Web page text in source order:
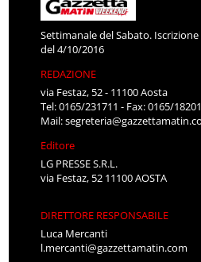
Settimanale del Sabato.
del 4/10/2016
REDAZIONE
via Festaz, 52 - 11100 Aosta
Tel: 0165/231711 - Fax: 0165/
Mail:
Editore
LG PRESSE S.R.L.
via Festaz, 52 11100 AOSTA
DIRETTORE RESPONSABILE
Luca Mercanti
l.mercanti@gazzettamatin.com